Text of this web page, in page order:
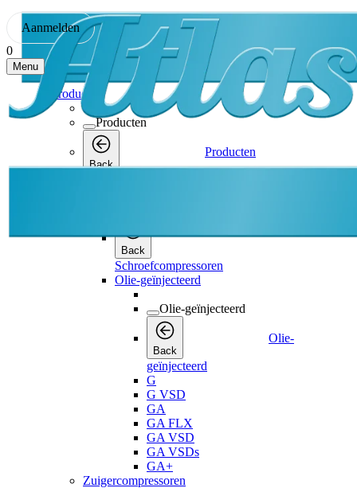
Aanmelden
0
Menu
Producten
Producten
Back
Producten
Back
Schroefcompressoren
Olie-geïnjecteerd
Olie-geïnjecteerd
Back
Olie-
geïnjecteerd
G
G VSD
GA
GA FLX
GA VSD
GA VSDs
GA+
Zuigercompressoren